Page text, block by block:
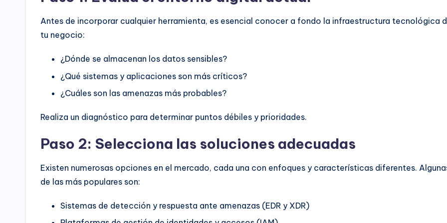
Antes de incorporar cualquier herramienta, es esencial conocer a fondo la infraestructura tecnológica
tu negocio:
¿Dónde se almacenan los datos sensibles?
¿Qué sistemas y aplicaciones son más críticos?
¿Cuáles son las amenazas más probables?
Realiza un diagnóstico para determinar puntos débiles y prioridades.
Paso 2: Selecciona las soluciones adecuadas
Existen numerosas opciones en el mercado, cada una con enfoques y características diferentes.
de las más populares son:
Sistemas de detección y respuesta ante amenazas (EDR y XDR)